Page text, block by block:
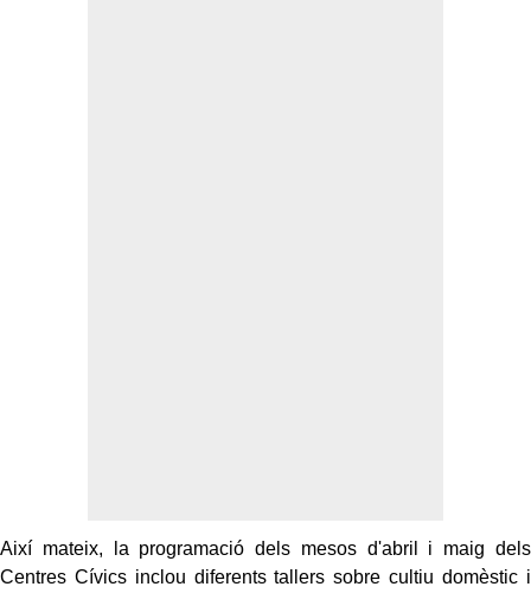
Així mateix, la programació dels mesos d'abril i maig dels
Centres Cívics inclou diferents tallers sobre cultiu domèstic i